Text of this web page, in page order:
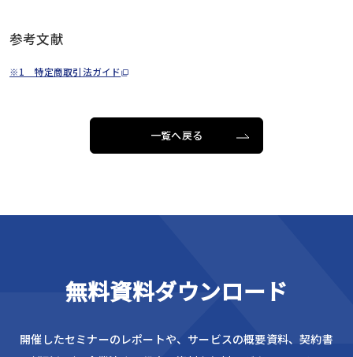
参考文献
※1 特定商取引法ガイド
一覧へ戻る
無料資料ダウンロード
開催したセミナーのレポートや、サービスの概要資料、契約書